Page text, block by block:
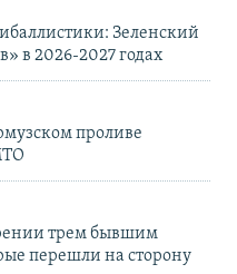
Зеленский
в 2026-2027 годах
проливе
трем бывшим
перешли на сторону